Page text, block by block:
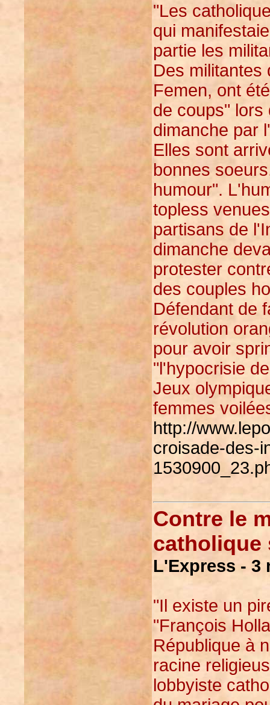
"Les
qui
partie les
Des militantes
Femen, ont
de coups" lors
dimanche par
Elles sont
bonnes
humour".
topless
partisans de
dimanche
protester
des couples
Défendant de
révolution
pour avoir
"l'hypocrisie
Jeux
femmes
http://
croisade-des-
Contre le
catholique
L'Express - 3
"Il existe un
"François
République à
racine
lobbyiste